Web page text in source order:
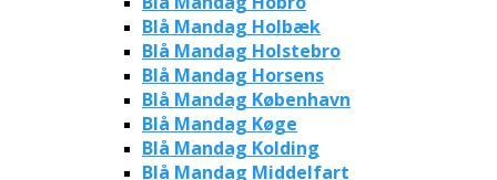
Blå Mandag Holbæk
Blå Mandag Holstebro
Blå Mandag Horsens
Blå Mandag København
Blå Mandag Køge
Blå Mandag Kolding
Blå Mandag Middelfart